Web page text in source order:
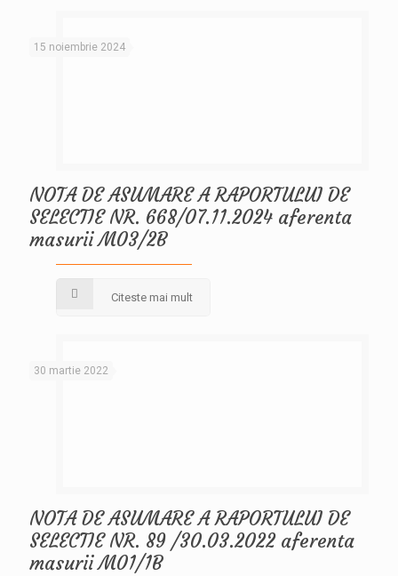
15 noiembrie 2024
NOTA DE ASUMARE A RAPORTULUI DE
SELECTIE NR. 668/07.11.2024 aferenta
masurii M03/2B
Citeste mai mult
30 martie 2022
NOTA DE ASUMARE A RAPORTULUI DE
SELECTIE NR. 89 /30.03.2022 aferenta
masurii M01/1B